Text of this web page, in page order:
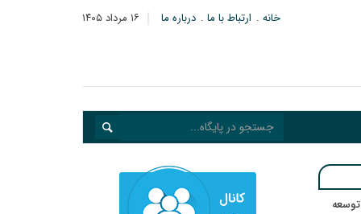
۱۶ مرداد ۱۴۰۵ خانه ارتباط با ما درباره ما